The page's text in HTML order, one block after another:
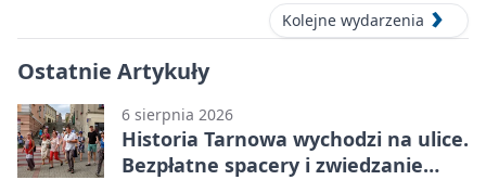
Kolejne wydarzenia
Ostatnie Artykuły
6 sierpnia 2026
Historia Tarnowa wychodzi na ulice.
Bezpłatne spacery i zwiedzanie